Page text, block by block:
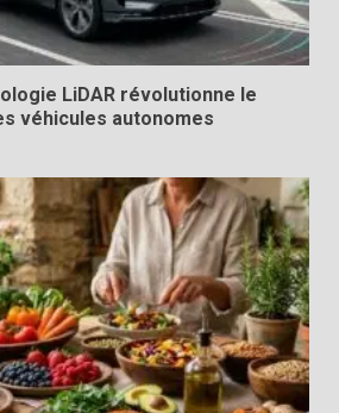
LiDAR révolutionne le
véhicules autonomes